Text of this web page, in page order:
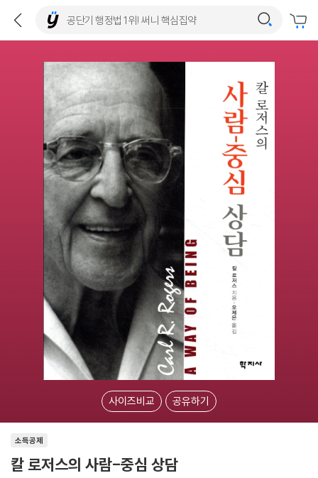
사이즈비교 공유하기
소득공제
칼 로저스의 사람-중심 상담